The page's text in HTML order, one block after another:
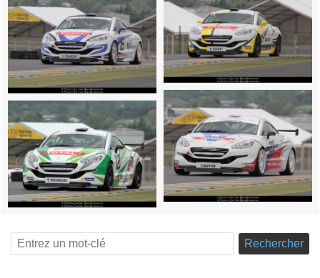
Rechercher